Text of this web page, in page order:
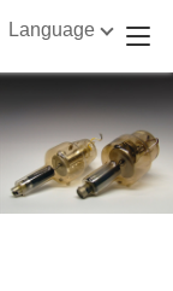
Language